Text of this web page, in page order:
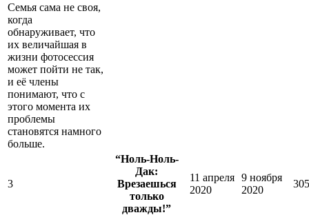
Семья сама не своя,
когда
обнаруживает, что
их величайшая в
жизни фотосессия
может пойти не так,
и её члены
понимают, что с
этого момента их
проблемы
становятся намного
больше.
3
“Ноль-Ноль-
Дак:
Врезаешься
только
дважды!”
11 апреля
2020
9 ноября
2020
305